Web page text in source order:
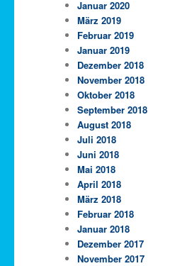
Januar 2020
März 2019
Februar 2019
Januar 2019
Dezember 2018
November 2018
Oktober 2018
September 2018
August 2018
Juli 2018
Juni 2018
Mai 2018
April 2018
März 2018
Februar 2018
Januar 2018
Dezember 2017
November 2017